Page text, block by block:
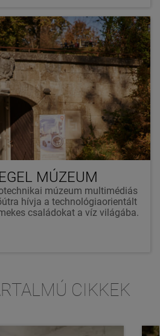
MÚZEUM
múzeum multimédiás
hívja a technológiaorientált
családokat a víz világába.
CIKKEK